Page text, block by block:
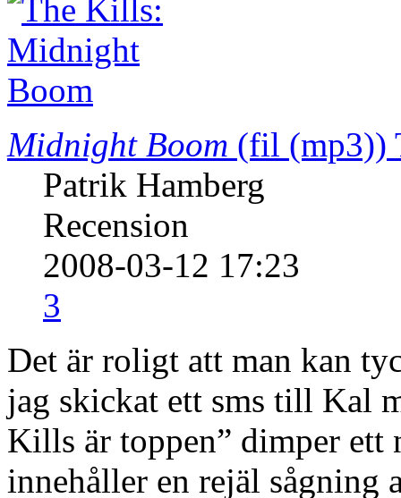
Midnight Boom (fil (mp3))
Patrik Hamberg
Recension
2008-03-12 17:23
3
Det är roligt att man kan
jag skickat ett sms till Kal
Kills är toppen” dimper ett
innehåller en rejäl